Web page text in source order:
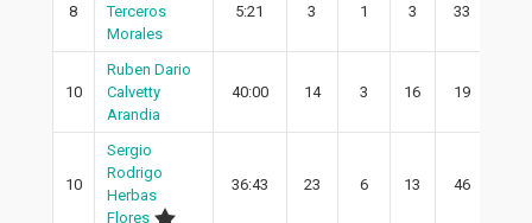
8
Terceros
Morales
5:21 3 1 3 33
10
Ruben Dario
Calvetty
Arandia
40:00 14 3 16 19
10
Sergio
Rodrigo
Herbas
Flores
36:43 23 6 13 46